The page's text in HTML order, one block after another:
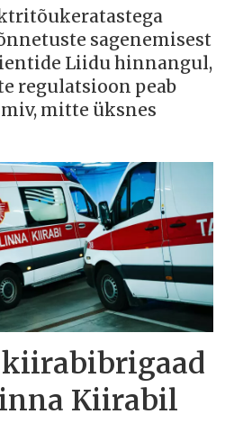
sagenemisest
Liidu hinnangul,
regulatsioon peab
mitte üksnes
Kiirabil